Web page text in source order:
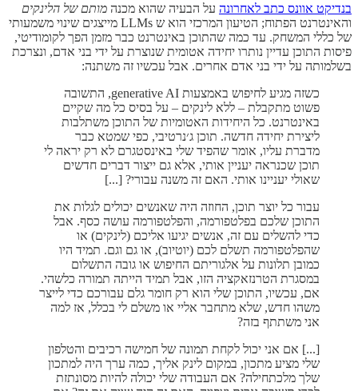
בנדיקט אוונס כתב לאחרונה על הבעיה שהוא מכנה מותם של הלינקים
והאינטרנט הפתוח; הטיעון המרכזי הוא ש LLMs מייצגים שינוי משמעותי
של כללי המשחק. עד כמה שהתוכן באינטרנט כבר מזמן הפך לקומודיטי,
פיסות התוכן עדיין נותרו יחידה אטומית שנוצרת על ידי בני אדם, ונצרכת
בשלמותה על ידי בני אדם אחרים. אבל עכשיו זה משתנה:
כשזה מגיע לחיפוש באמצעות generative AI, התשובה
פשוט מתקבלת – ללא לינקים – על בסיס כל מה שקיים
באינטרנט. כל היחידות האטומיות של התוכן משתלבות
ליצירת יחידה חדשה. תוכן ג׳נרטיבי, כפי שמטא כבר
מדברת עליו, אומר שהפיד שלי באינסטגרם לא רק יראה לי
תוכן שכנראה יעניין אותי, אלא גם ייצור דברים חדשים
שאולי יעניינו אותי. האם זה משנה עבורי? [...]
עבור כל יוצר תוכן, החוזה היה שאנשים יכולים לגלות את
התוכן שלכם בפלטפורמה, והפלטפורמה עושה כסף. אבל
כדי להשלים עם זה, אנשים יגיעו אליכם (לינקים) או
שהפלטפורמה תשלם לכם (יוטיוב), או גם וגם. תמיד היו
כמובן תלונות על אלגוריתם החיפוש או גובה התשלום
במסגרת הטרנזאקציה הזו, אבל תמיד הייתה תמורה כלשהי.
אם, עכשיו, התוכן שלי הוא רק חומר גלם עבורכם כדי לייצר
משהו חדש, שלא מתחבר אליי או משלם לי בכלל, אז למה
אני משתתף בזה?
[...] אם אני יכול לקחת תמונה של חמישה רכיבים והטלפון
שלי מציע מתכון, במקום לינק אליך, כמה ערך היה למתכון
שלך מלכתחילה? אם העבודה שלי יכולה להיות מסונתזת